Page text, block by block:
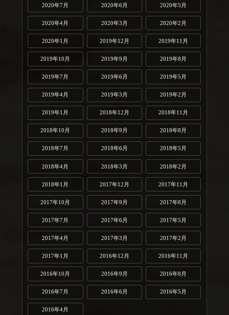
2020年7月 2020年6月 2020年5月
2020年4月 2020年3月 2020年2月
2020年1月 2019年12月 2019年11月
2019年10月 2019年9月 2019年8月
2019年7月 2019年6月 2019年5月
2019年4月 2019年3月 2019年2月
2019年1月 2018年12月 2018年11月
2018年10月 2018年9月 2018年8月
2018年7月 2018年6月 2018年5月
2018年4月 2018年3月 2018年2月
2018年1月 2017年12月 2017年11月
2017年10月 2017年9月 2017年8月
2017年7月 2017年6月 2017年5月
2017年4月 2017年3月 2017年2月
2017年1月 2016年12月 2016年11月
2016年10月 2016年9月 2016年8月
2016年7月 2016年6月 2016年5月
2016年4月